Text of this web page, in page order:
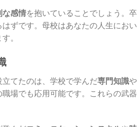
な感情を抱いていることでしょう。
ずです。母校はあなたの人生にお
。
てたのは、学校で学んだ専門知識や
場でも応用可能です。これらの武